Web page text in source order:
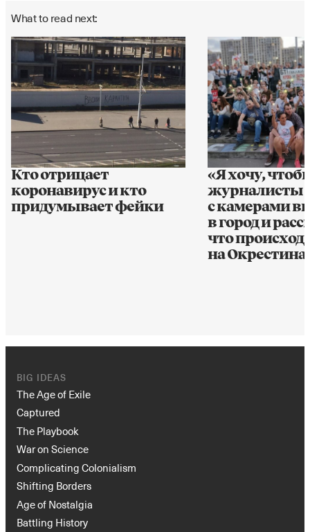
What to read next:
Кто отрицает
коронавирус и кто
придумывает фейки
«Я хочу,
журналисты
с камерами
в город и
что
на
BIG IDEAS
The Age of Exile
Captured
The Playbook
War on Science
Complicating Colonialism
Shifting Borders
Age of Nostalgia
Battling History